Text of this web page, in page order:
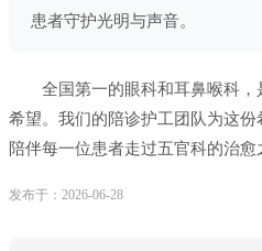
患者守护光明与声音。
全国第一的眼科和耳鼻喉科
希望。我们的陪诊护工团队为这
陪伴每一位患者走过五官科的治愈
发布于：2026-06-28